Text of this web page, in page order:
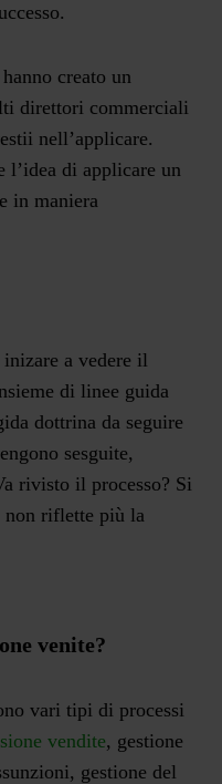
creato un
direttori commerciali
nell’applicare.
l’idea di applicare un
in maniera
a vedere il
di linee guida
dottrina da seguire
sesguite,
rivisto il processo? Si
non riflette più la
venite?
vari tipi di processi
vendite, gestione
gestione del